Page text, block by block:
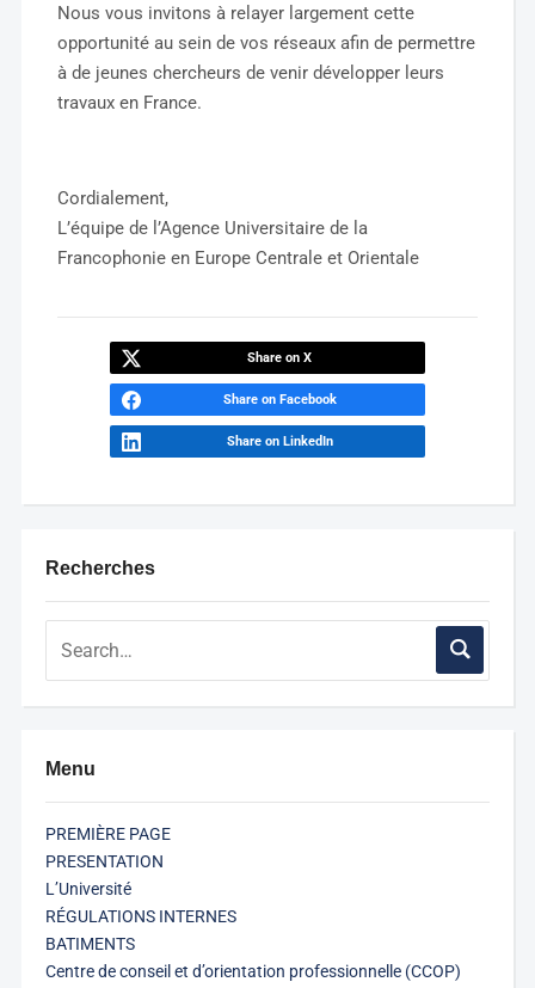
Recherches
Menu
PREMIÈRE PAGE
PRESENTATION
L’Université
RÉGULATIONS INTERNES
BATIMENTS
Centre de conseil et d’orientation professionnelle (CCOP)
Nous vous invitons à relayer largement cette
opportunité au sein de vos réseaux afin de permettre
à de jeunes chercheurs de venir développer leurs
travaux en France.
Cordialement,
L’équipe de l’Agence Universitaire de la
Francophonie en Europe Centrale et Orientale
Share on X
Share on Facebook
Share on LinkedIn